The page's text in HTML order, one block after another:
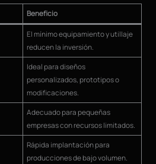
Beneficio
El mínimo equipamiento y utillaje
reducen la inversión.
Ideal para diseños
personalizados, prototipos o
modificaciones.
Adecuado para pequeñas
empresas con recursos limitados.
Rápida implantación para
producciones de bajo volumen.